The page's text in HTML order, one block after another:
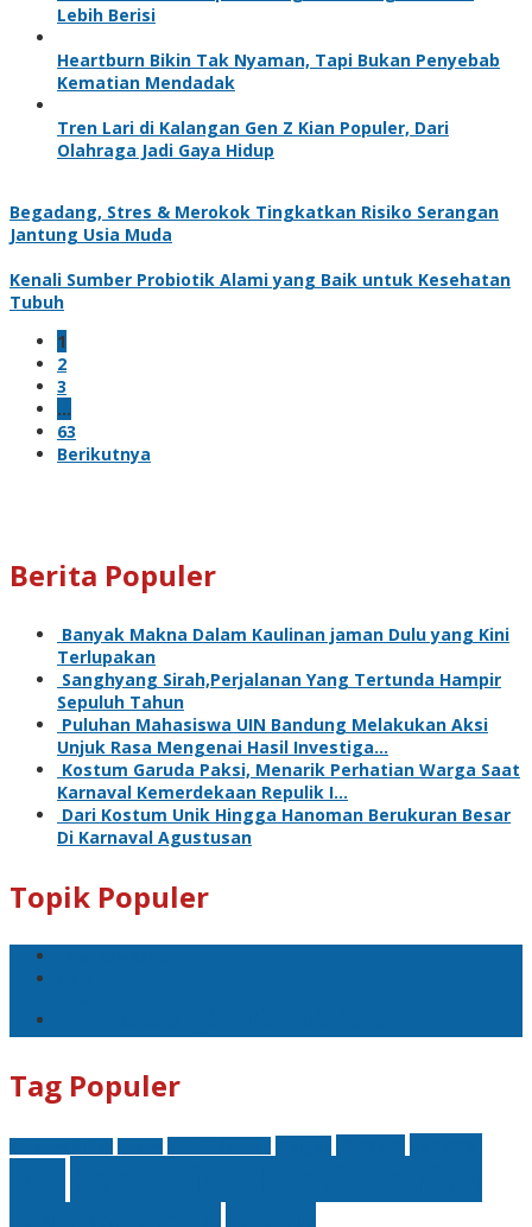
Lebih Berisi
Heartburn Bikin Tak Nyaman, Tapi Bukan Penyebab
Kematian Mendadak
Tren Lari di Kalangan Gen Z Kian Populer, Dari
Olahraga Jadi Gaya Hidup
Begadang, Stres & Merokok Tingkatkan Risiko Serangan
Jantung Usia Muda
Kenali Sumber Probiotik Alami yang Baik untuk Kesehatan
Tubuh
1
2
3
…
63
Berikutnya
Berita Populer
Banyak Makna Dalam Kaulinan jaman Dulu yang Kini
Terlupakan
Sanghyang Sirah,Perjalanan Yang Tertunda Hampir
Sepuluh Tahun
Puluhan Mahasiswa UIN Bandung Melakukan Aksi
Unjuk Rasa Mengenai Hasil Investiga…
Kostum Garuda Paksi, Menarik Perhatian Warga Saat
Karnaval Kemerdekaan Repulik I…
Dari Kostum Unik Hingga Hanoman Berukuran Besar
Di Karnaval Agustusan
Topik Populer
Tag Populer